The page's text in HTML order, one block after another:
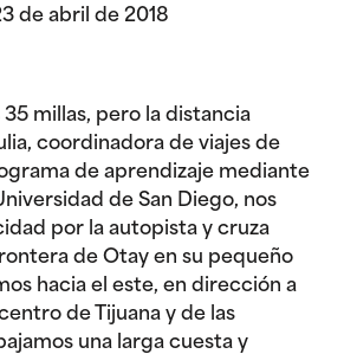
de abril de 2018
millas, pero la distancia
coordinadora de viajes de
de aprendizaje mediante
de San Diego, nos
por la autopista y cruza
de Otay en su pequeño
hacia el este, en dirección a
de Tijuana y de las
una larga cuesta y